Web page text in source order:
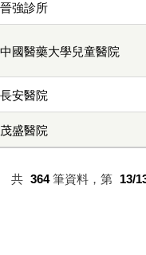
晉強診所
中國醫藥大學兒童醫院
長安醫院
茂盛醫院
共 364 筆資料，第 13/